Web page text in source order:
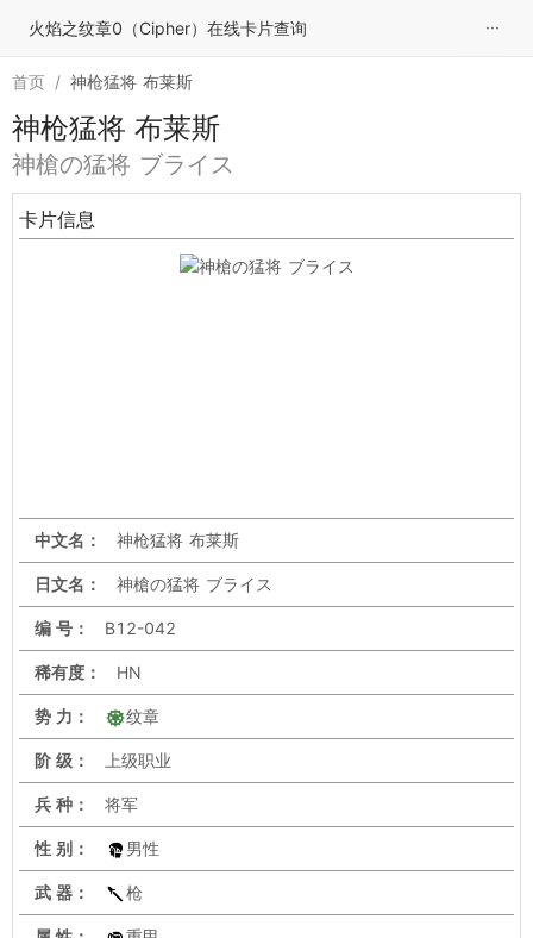
火焰之纹章0（Cipher）在线卡片查询 ···
首页 / 神枪猛将 布莱斯
神枪猛将 布莱斯
神槍の猛将 ブライス
卡片信息
中文名： 神枪猛将 布莱斯
日文名： 神槍の猛将 ブライス
编 号： B12-042
稀有度： HN
势 力： 纹章
阶 级： 上级职业
兵 种： 将军
性 别： 男性
武 器： 枪